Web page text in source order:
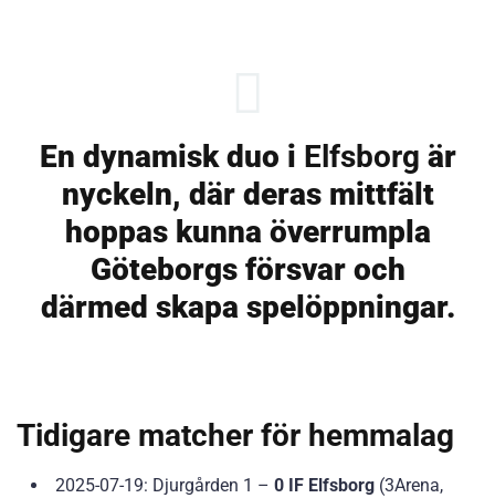
En dynamisk duo i Elfsborg är
nyckeln, där deras mittfält
hoppas kunna överrumpla
Göteborgs försvar och
därmed skapa spelöppningar.
Tidigare matcher för hemmalag
2025-07-19: Djurgården 1 – 0 IF Elfsborg (3Arena,